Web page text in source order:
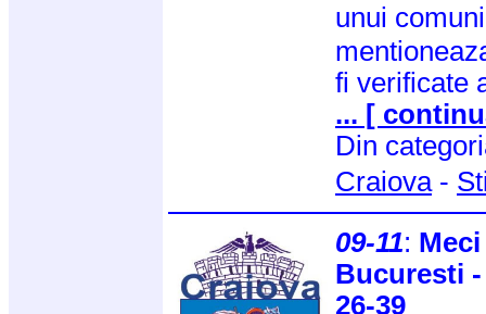
unui
fi verificate
... [
Din
Craiova-
09-11:
Bucuresti
26-39